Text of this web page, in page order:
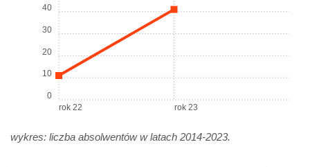
rok 22 rok 23
0
10
20
30
40
wykres: liczba absolwentów w latach 2014-2023.